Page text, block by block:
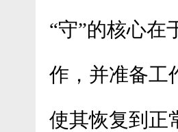
“守”的核心在
作，并准备工
使其恢复到正